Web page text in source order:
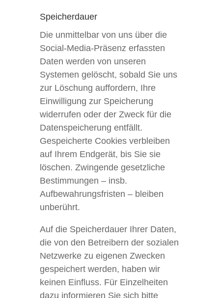
Speicherdauer
Die unmittelbar von uns über die
Social-Media-Präsenz erfassten
Daten werden von unseren
Systemen gelöscht, sobald Sie uns
zur Löschung auffordern, Ihre
Einwilligung zur Speicherung
widerrufen oder der Zweck für die
Datenspeicherung entfällt.
Gespeicherte Cookies verbleiben
auf Ihrem Endgerät, bis Sie sie
löschen. Zwingende gesetzliche
Bestimmungen – insb.
Aufbewahrungsfristen – bleiben
unberührt.
Auf die Speicherdauer Ihrer Daten,
die von den Betreibern der sozialen
Netzwerke zu eigenen Zwecken
gespeichert werden, haben wir
keinen Einfluss. Für Einzelheiten
dazu informieren Sie sich bitte